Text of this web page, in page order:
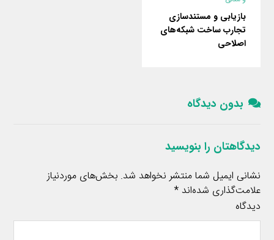
بازیابی و مستندسازی
تجارب ساخت شبکه‌های
اصلاحی
بدون دیدگاه
دیدگاهتان را بنویسید
نشانی ایمیل شما منتشر نخواهد شد. بخش‌های موردنیاز
علامت‌گذاری شده‌اند*
دیدگاه